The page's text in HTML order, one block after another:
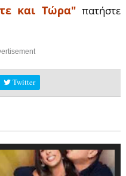
και Τώρα" πατήστε
Twitter